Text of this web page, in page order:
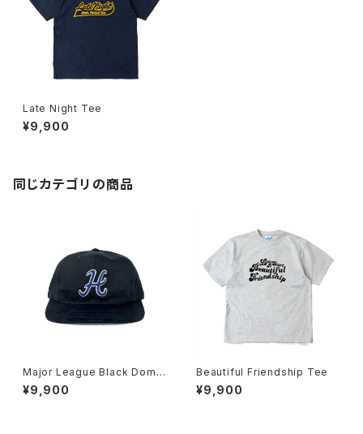
Late Night Tee
¥9,900
同じカテゴリの商品
Major League Black Dome
Ball Cap
¥9,900
Beautiful Friendship Tee
¥9,900